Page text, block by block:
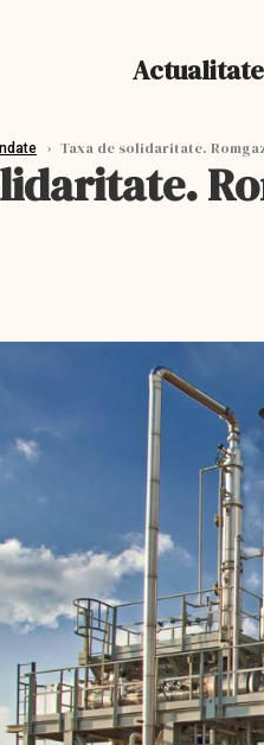
Actualitate
› Taxa de solidaritate.